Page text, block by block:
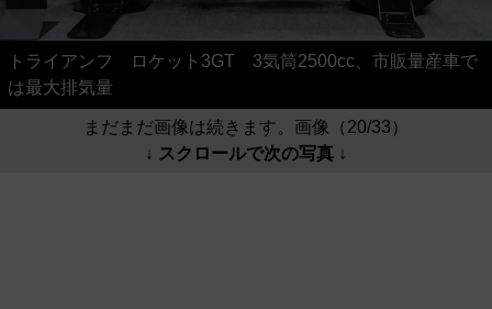
トライアンフ ロケット3GT 3気筒2500cc、市販量産車で
は最大排気量
まだまだ画像は続きます。画像（20/33）
↓ スクロールで次の写真 ↓